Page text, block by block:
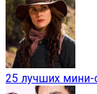
25 лучших мини-